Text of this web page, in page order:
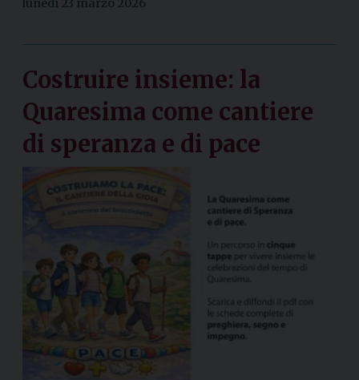
lunedì 23 marzo 2026
Costruire insieme: la
Quaresima come cantiere
di speranza e di pace